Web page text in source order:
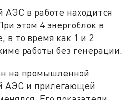
АЭС в работе находится
этом 4 энергоблок в
в то время как 1 и 2
работы без генерации.
на промышленной
АЭС и прилегающей